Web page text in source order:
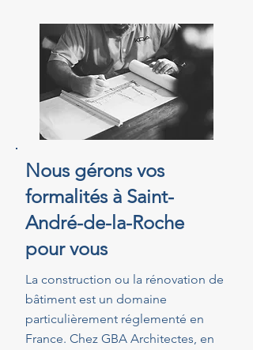
Nous gérons vos
formalités à Saint-
André-de-la-Roche
pour vous
La construction ou la rénovation de
bâtiment est un domaine
particulièrement réglementé en
France. Chez GBA Architectes, en